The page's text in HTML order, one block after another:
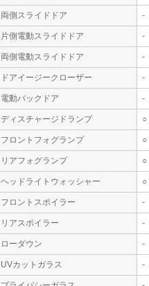
両側スライドドア -
片側電動スライドドア -
両側電動スライドドア -
ドアイージークローザー -
電動バックドア -
ディスチャージドランプ ○
フロントフォグランプ ○
リアフォグランプ ○
ヘッドライトウォッシャー ○
フロントスポイラー -
リアスポイラー -
ローダウン -
UVカットガラス -